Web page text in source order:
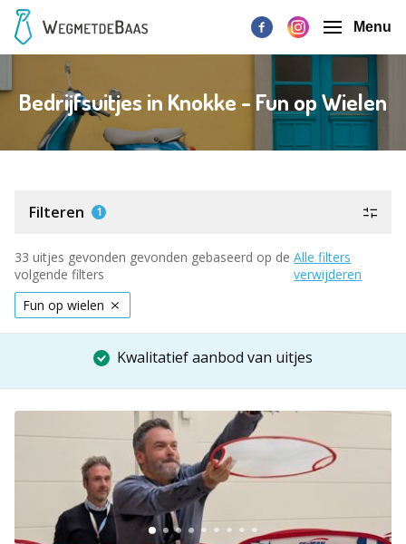
Menu
Bedrijfsuitjes in Knokke - Fun op Wielen
Filteren 1
33 uitjes gevonden gevonden gebaseerd op de
volgende filters
Alle filters
verwijderen
Fun op wielen
Kwalitatief aanbod van uitjes